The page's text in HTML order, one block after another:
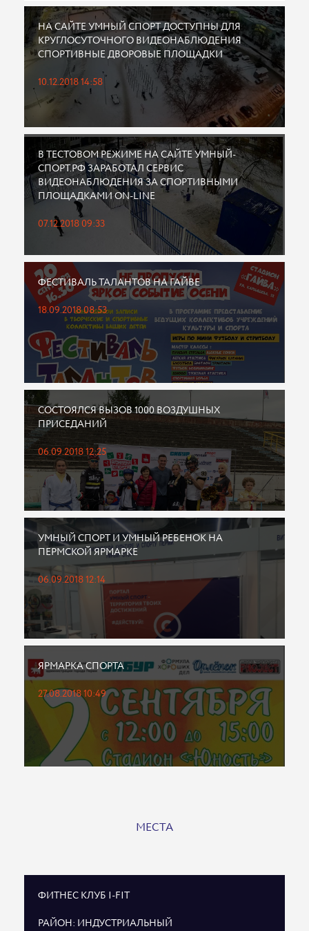
НА САЙТЕ УМНЫЙ СПОРТ ДОСТУПНЫ ДЛЯ
КРУГЛОСУТОЧНОГО ВИДЕОНАБЛЮДЕНИЯ
СПОРТИВНЫЕ ДВОРОВЫЕ ПЛОЩАДКИ
10.12.2018 14:58
В ТЕСТОВОМ РЕЖИМЕ НА САЙТЕ УМНЫЙ-
СПОРТ.РФ ЗАРАБОТАЛ СЕРВИС
ВИДЕОНАБЛЮДЕНИЯ ЗА СПОРТИВНЫМИ
ПЛОЩАДКАМИ ON-LINE
07.12.2018 09:33
ФЕСТИВАЛЬ ТАЛАНТОВ НА ГАЙВЕ
18.09.2018 08:53
СОСТОЯЛСЯ ВЫЗОВ 1000 ВОЗДУШНЫХ
ПРИСЕДАНИЙ
06.09.2018 12:25
УМНЫЙ СПОРТ И УМНЫЙ РЕБЕНОК НА
ПЕРМСКОЙ ЯРМАРКЕ
06.09.2018 12:14
ЯРМАРКА СПОРТА
27.08.2018 10:49
МЕСТА
ФИТНЕС КЛУБ I-FIT
РАЙОН: ИНДУСТРИАЛЬНЫЙ